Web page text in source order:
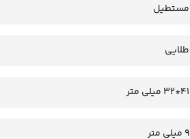
مستطیل
طلایی
41*32 میلی متر
9 میلی متر